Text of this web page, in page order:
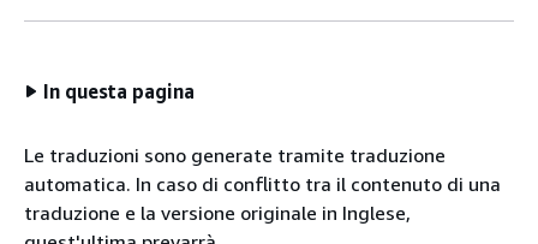
In questa pagina
Le traduzioni sono generate tramite traduzione
automatica. In caso di conflitto tra il contenuto di una
traduzione e la versione originale in Inglese,